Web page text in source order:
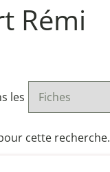
Rémi
les
cette recherche.